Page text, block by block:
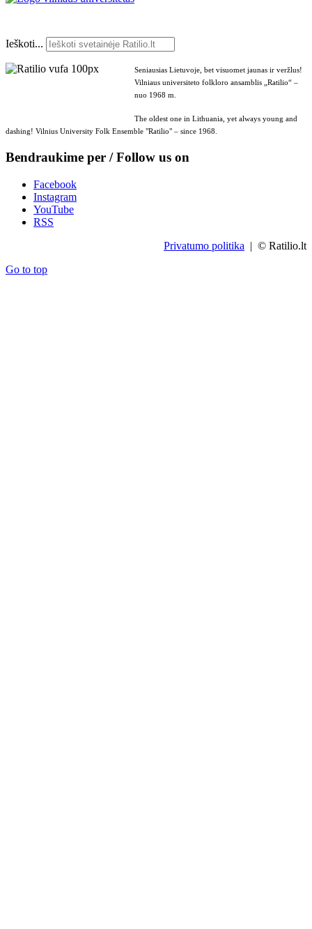
Ieškoti...
Seniausias Lietuvoje, bet visuomet jaunas ir veržlus!
Vilniaus universiteto folkloro ansamblis „Ratilio“ –
nuo 1968 m.
The oldest one in Lithuania, yet always young and
dashing! Vilnius University Folk Ensemble "Ratilio" – since 1968.
Bendraukime per / Follow us on
Facebook
Instagram
YouTube
RSS
Privatumo politika | © Ratilio.lt
Go to top